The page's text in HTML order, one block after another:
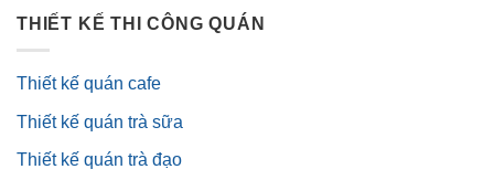
THIẾT KẾ THI CÔNG QUÁN
Thiết kế quán cafe
Thiết kế quán trà sữa
Thiết kế quán trà đạo